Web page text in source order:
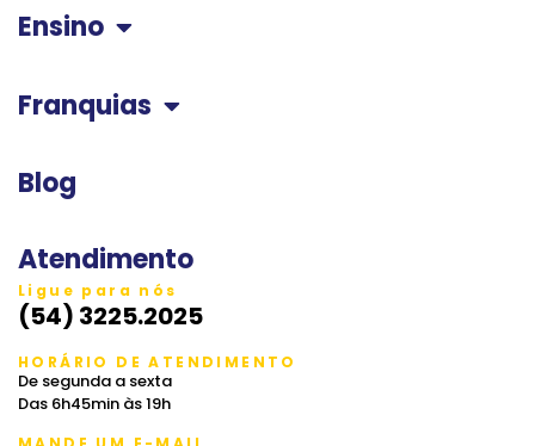
Ensino
Franquias
Blog
Atendimento
Ligue para nós
(54) 3225.2025
HORÁRIO DE ATENDIMENTO
De segunda a sexta
Das 6h45min às 19h